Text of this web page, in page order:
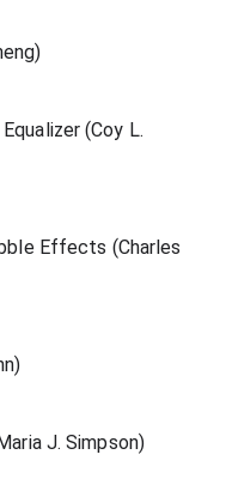
(Coy L.
Effects (Charles
J. Simpson)